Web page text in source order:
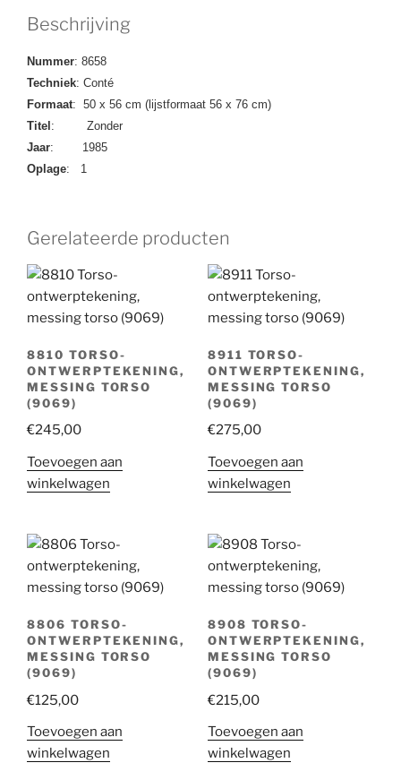
Beschrijving
Nummer: 8658
Techniek: Conté
Formaat: 50 x 56 cm (lijstformaat 56 x 76 cm)
Titel: Zonder
Jaar: 1985
Oplage: 1
Gerelateerde producten
8810 TORSO-
ONTWERPTEKENING,
MESSING TORSO
(9069)
€245,00
Toevoegen aan
winkelwagen
8911 TORSO-
ONTWERPTEKENING,
MESSING TORSO
(9069)
€275,00
Toevoegen aan
winkelwagen
8806 TORSO-
ONTWERPTEKENING,
MESSING TORSO
(9069)
€125,00
Toevoegen aan
winkelwagen
8908 TORSO-
ONTWERPTEKENING,
MESSING TORSO
(9069)
€215,00
Toevoegen aan
winkelwagen